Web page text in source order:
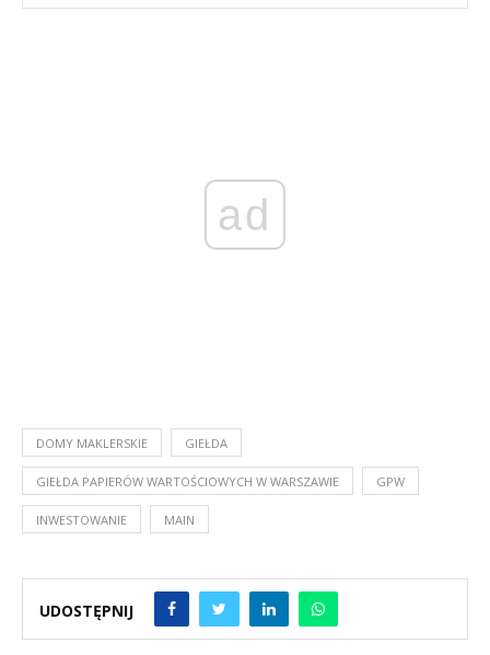
ad
DOMY MAKLERSKIE GIEŁDA
GIEŁDA PAPIERÓW WARTOŚCIOWYCH W WARSZAWIE GPW
INWESTOWANIE MAIN
UDOSTĘPNIJ